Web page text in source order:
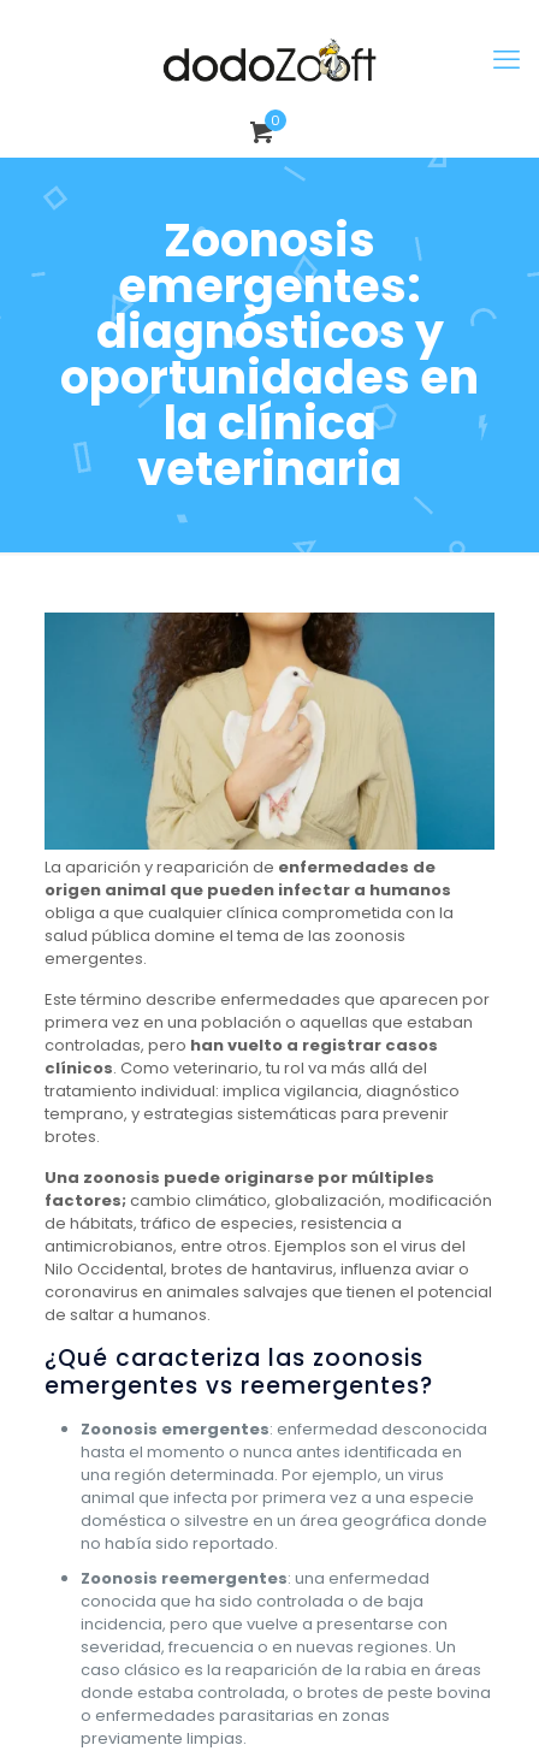
0
Zoonosis
emergentes:
diagnósticos y
oportunidades en
la clínica
veterinaria
La aparición y reaparición de enfermedades de
origen animal que pueden infectar a humanos
obliga a que cualquier clínica comprometida con la
salud pública domine el tema de las zoonosis
emergentes.
Este término describe enfermedades que aparecen por
primera vez en una población o aquellas que estaban
controladas, pero han vuelto a registrar casos
clínicos. Como veterinario, tu rol va más allá del
tratamiento individual: implica vigilancia, diagnóstico
temprano, y estrategias sistemáticas para prevenir
brotes.
Una zoonosis puede originarse por múltiples
factores; cambio climático, globalización, modificación
de hábitats, tráfico de especies, resistencia a
antimicrobianos, entre otros. Ejemplos son el virus del
Nilo Occidental, brotes de hantavirus, influenza aviar o
coronavirus en animales salvajes que tienen el potencial
de saltar a humanos.
¿Qué caracteriza las zoonosis
emergentes vs reemergentes?
Zoonosis emergentes: enfermedad desconocida
hasta el momento o nunca antes identificada en
una región determinada. Por ejemplo, un virus
animal que infecta por primera vez a una especie
doméstica o silvestre en un área geográfica donde
no había sido reportado.
Zoonosis reemergentes: una enfermedad
conocida que ha sido controlada o de baja
incidencia, pero que vuelve a presentarse con
severidad, frecuencia o en nuevas regiones. Un
caso clásico es la reaparición de la rabia en áreas
donde estaba controlada, o brotes de peste bovina
o enfermedades parasitarias en zonas
previamente limpias.